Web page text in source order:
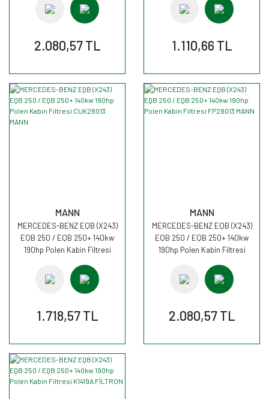
2.080,57 TL 1.110,66 TL
MANN
MERCEDES-BENZ EQB (X243)
EQB 250 / EQB 250+ 140kw
190hp Polen Kabin Filtresi
1.718,57 TL
MANN
MERCEDES-BENZ EQB (X243)
EQB 250 / EQB 250+ 140kw
190hp Polen Kabin Filtresi
2.080,57 TL